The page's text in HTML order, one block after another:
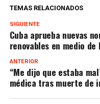
TEMAS RELACIONADOS
SIGUIENTE
Cuba aprueba nuevas
renovables en medio
ANTERIOR
“Me dijo que estaba
médica tras muerte de